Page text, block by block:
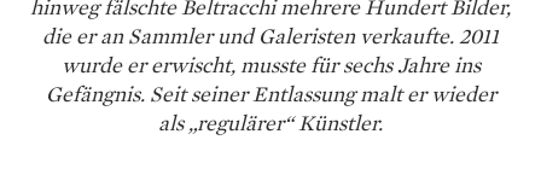
hinweg fälschte Beltracchi mehrere Hundert Bilder,
die er an Sammler und Galeristen verkaufte. 2011
wurde er erwischt, musste für sechs Jahre ins
Gefängnis. Seit seiner Entlassung malt er wieder
als „regulärer“ Künstler.